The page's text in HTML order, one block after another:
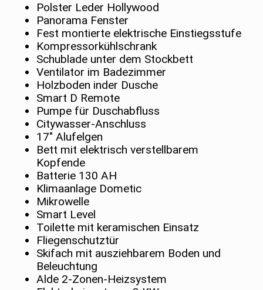
Polster Leder Hollywood
Panorama Fenster
Fest montierte elektrische Einstiegsstufe
Kompressorkühlschrank
Schublade unter dem Stockbett
Ventilator im Badezimmer
Holzboden inder Dusche
Smart D Remote
Pumpe für Duschabfluss
Citywasser-Anschluss
17" Alufelgen
Bett mit elektrisch verstellbarem
Kopfende
Batterie 130 AH
Klimaanlage Dometic
Mikrowelle
Smart Level
Toilette mit keramischen Einsatz
Fliegenschutztür
Skifach mit ausziehbarem Boden und
Beleuchtung
Alde 2-Zonen-Heizsystem